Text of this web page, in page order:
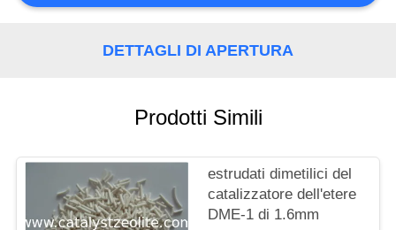
MAPPA
POLICY
DETTAGLI DI APERTURA
Prodotti Simili
estrudati dimetilici del
catalizzatore dell'etere
DME-1 di 1.6mm